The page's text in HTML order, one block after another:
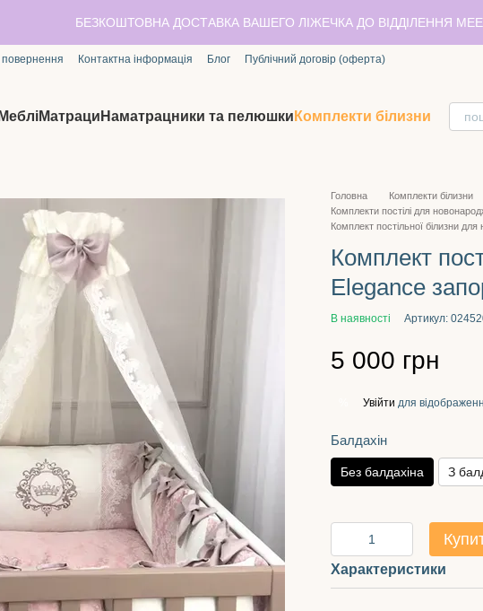
БЕЗКОШТОВНА ДОСТАВКА ВАШЕГО ЛІЖЕЧКА ДО ВІДДІЛЕННЯ
Контактна інформація Блог Публічний договір (оферта)
МебліМатраци Наматрацники та пелюшки Комплекти білизни
Головна Комплекти білизни
Комплекти постілі для
Комплект постільної білизни
Комплект
Elegance
В наявності Артикул:
5 000 грн
Увійти для
Балдахін
Без балдахіна З
Характеристики